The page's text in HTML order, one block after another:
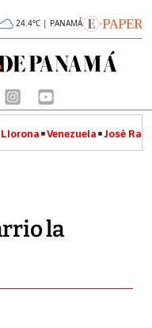
24.4°C | PANAMÁ
Venezuela José
la